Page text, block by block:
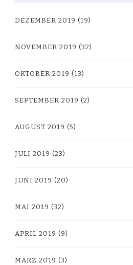
DEZEMBER 2019 (19)
NOVEMBER 2019 (32)
OKTOBER 2019 (13)
SEPTEMBER 2019 (2)
AUGUST 2019 (5)
JULI 2019 (23)
JUNI 2019 (20)
MAI 2019 (32)
APRIL 2019 (9)
MÄRZ 2019 (3)